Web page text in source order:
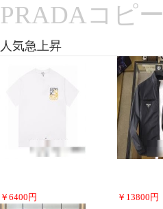
PRADAコピ
人気急上昇
￥ 6400 円 ￥ 13800 円